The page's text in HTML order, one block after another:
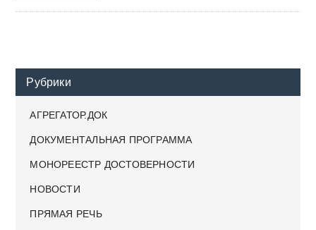
Рубрики
АГРЕГАТОР.ДОК
ДОКУМЕНТАЛЬНАЯ ПРОГРАММА
МОНОРЕЕСТР ДОСТОВЕРНОСТИ
НОВОСТИ
ПРЯМАЯ РЕЧЬ